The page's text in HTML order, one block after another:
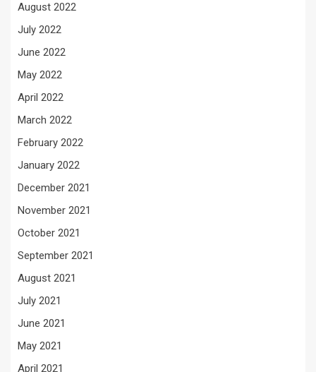
August 2022
July 2022
June 2022
May 2022
April 2022
March 2022
February 2022
January 2022
December 2021
November 2021
October 2021
September 2021
August 2021
July 2021
June 2021
May 2021
April 2021